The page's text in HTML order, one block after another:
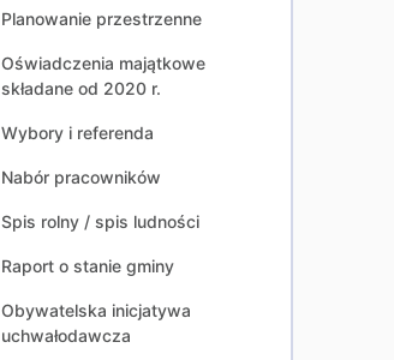
Planowanie przestrzenne
Oświadczenia majątkowe
składane od 2020 r.
Wybory i referenda
Nabór pracowników
Spis rolny / spis ludności
Raport o stanie gminy
Obywatelska inicjatywa
uchwałodawcza